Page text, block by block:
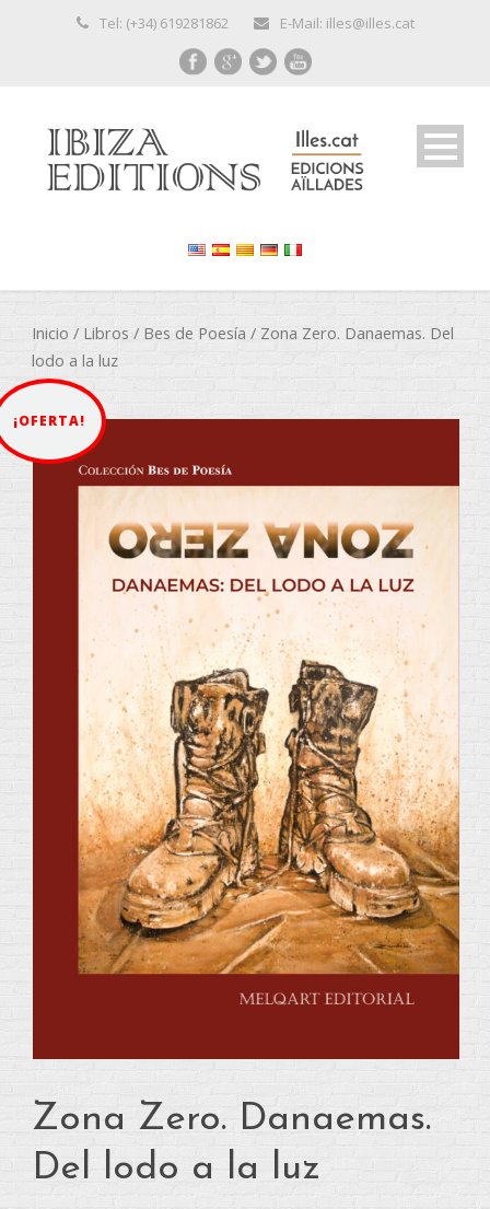
Tel: (+34) 619281862 E-Mail: illes@illes.cat
Inicio / Libros / Bes de Poesía / Zona Zero. Danaemas. Del
lodo a la luz
¡OFERTA!
Zona Zero. Danaemas.
Del lodo a la luz